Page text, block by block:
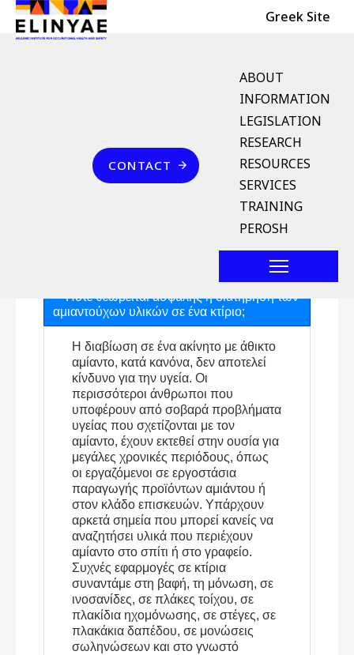
Skip to main content
Header Top Greek Site
English Menu
ABOUT
INFORMATION
LEGISLATION
RESEARCH
RESOURCES
SERVICES
TRAINING
PEROSH
Επικοινωνία
CONTACT
Breadcrumb
Αμίαντος
Συχνές ερωτήσεις
Πότε θεωρείται ασφαλής η διατήρηση των
αμιαντούχων υλικών σε ένα κτίριο;
Η διαβίωση σε ένα ακίνητο με άθικτο
αμίαντο, κατά κανόνα, δεν αποτελεί
κίνδυνο για την υγεία. Οι
περισσότεροι άνθρωποι που
υποφέρουν από σοβαρά προβλήματα
υγείας που σχετίζονται με τον
αμίαντο, έχουν εκτεθεί στην ουσία για
μεγάλες χρονικές περιόδους, όπως
οι εργαζόμενοι σε εργοστάσια
παραγωγής προϊόντων αμιάντου ή
στον κλάδο επισκευών. Υπάρχουν
αρκετά σημεία που μπορεί κανείς να
αναζητήσει υλικά που περιέχουν
αμίαντο στο σπίτι ή στο γραφείο.
Συχνές εφαρμογές σε κτίρια
συναντάμε στη βαφή, τη μόνωση, σε
ινοσανίδες, σε πλάκες τοίχου, σε
πλακίδια ηχομόνωσης, σε στέγες, σε
πλακάκια δαπέδου, σε μονώσεις
σωληνώσεων και στο γνωστό